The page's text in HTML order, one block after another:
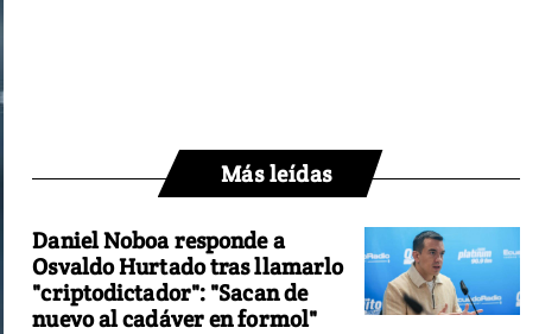
Más leídas
Daniel Noboa responde a
Osvaldo Hurtado tras llamarlo
"criptodictador": "Sacan de
nuevo al cadáver en formol"